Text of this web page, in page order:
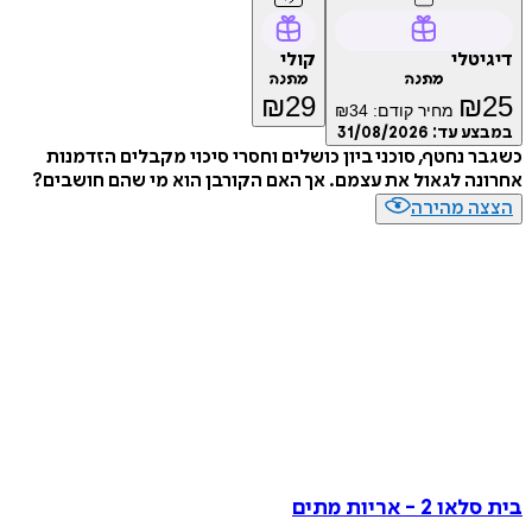
₪ מחיר קודם: ₪34
עד:31/08/2026
₪ 29
נחטף, סוכני ביון כושלים וחסרי סיכוי מקבלים הזדמנות
לגאול את עצמם. אך האם הקורבן הוא מי שהם חושבים?
מהירה
- אריות מתים